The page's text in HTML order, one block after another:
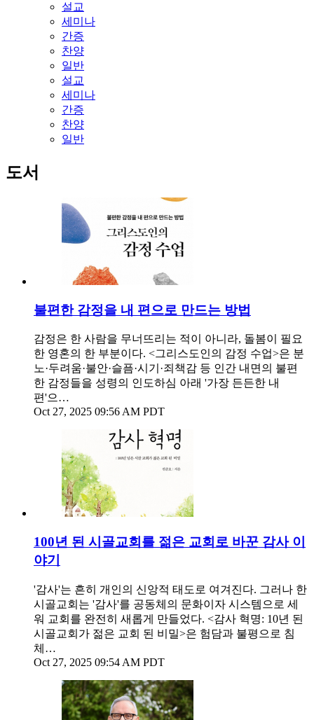
설교
세미나
간증
찬양
일반
설교
세미나
간증
찬양
일반
도서
불편한 감정을 내 편으로 만드는 방법
감정은 한 사람을 무너뜨리는 적이 아니라, 돌봄이 필요
한 영혼의 한 부분이다. <그리스도인의 감정 수업>은 분
노·두려움·불안·슬픔·시기·죄책감 등 인간 내면의 불편
한 감정들을 성령의 인도하심 아래 '가장 든든한 내
편'으…
Oct 27, 2025 09:56 AM PDT
100년 된 시골교회를 젊은 교회로 바꾼 감사 이
야기
'감사'는 흔히 개인의 신앙적 태도로 여겨진다. 그러나 한
시골교회는 '감사'를 공동체의 문화이자 시스템으로 세
워 교회를 완전히 새롭게 만들었다. <감사 혁명: 10년 된
시골교회가 젊은 교회 된 비밀>은 험담과 불평으로 침
체…
Oct 27, 2025 09:54 AM PDT